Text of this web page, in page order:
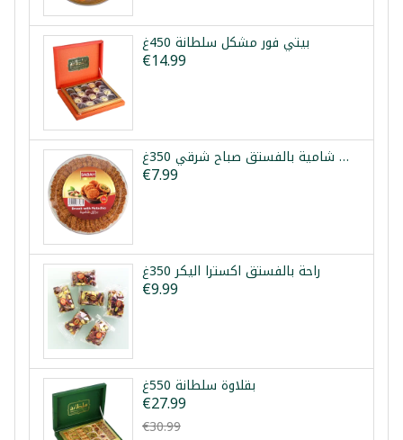
بيتي فور مشكل سلطانة 450غ
€14.99
برازق شامية بالفستق صباح شرقي 350غ
€7.99
راحة بالفستق اكسترا اليكر 350غ
€9.99
بقلاوة سلطانة 550غ
€27.99
€30.99